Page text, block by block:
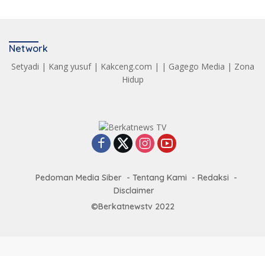
Network
Setyadi | Kang yusuf| Kakceng.com | | Gagego Media | Zona
Hidup
Pedoman Media Siber Tentang Kami
Redaksi
Disclaimer
©Berkatnewstv 2022